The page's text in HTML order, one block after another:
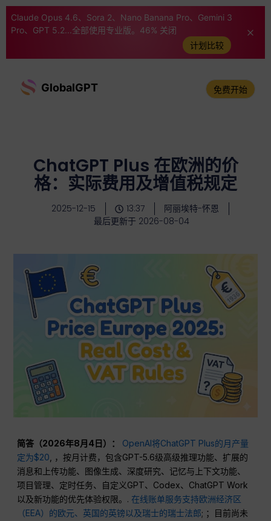
Claude Opus 4.6、Sora 2、Nano Banana Pro、Gemini 3
Pro、GPT 5.2...全部使用专业版。46% 关闭
计划比较
GlobalGPT 免费开始
ChatGPT Plus 在欧洲的价
格：实际费用及增值税规定
2025-12-15 13:37
阿丽埃特-怀恩
最后更新于 2026-08-04
简答（2026年8月4日）：
OpenAI将ChatGPT Plus的月产量
定为$20 , ，按月计费，包含GPT-5.6级高级推理功能、扩展的
消息和上传功能、图像生成、深度研究、记忆与上下文功能、
项目管理、定时任务、自定义GPT、Codex、ChatGPT Work
以及新功能的优先体验权限。. 在线账单服务支持欧洲经济区
（EEA）的欧元、英国的英镑以及瑞士的瑞士法郎; ；目前尚未